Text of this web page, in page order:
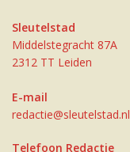
Sleutelstad
Middelstegracht 87A
2312 TT Leiden
E-mail
redactie@sleutelstad.nl
Telefoon Redactie